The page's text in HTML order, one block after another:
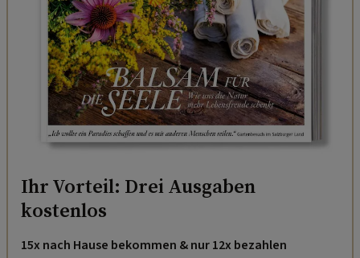
Ihr Vorteil: Drei Ausgaben
kostenlos
15x nach Hause bekommen & nur 12x bezahlen